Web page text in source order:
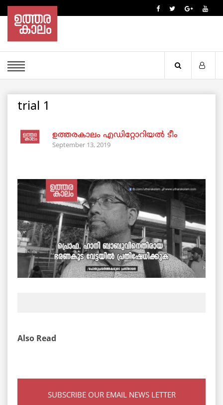
trial 1
ഉത്തരകാലം എഡിറ്റോറിയല്‍ ടീം
September 13, 2019
Also Read
SUBSCRIBE OUR EMAIL NEWS LETTER